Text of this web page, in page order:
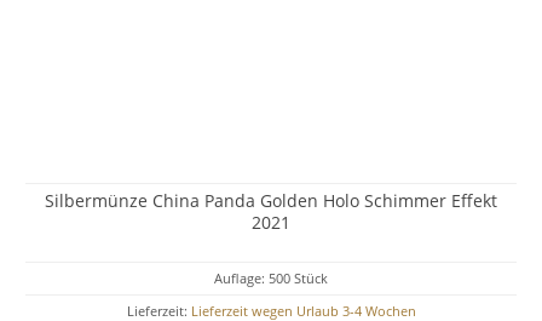
Silbermünze China Panda Golden Holo Schimmer Effekt
2021
Auflage: 500 Stück
Lieferzeit: Lieferzeit wegen Urlaub 3-4 Wochen